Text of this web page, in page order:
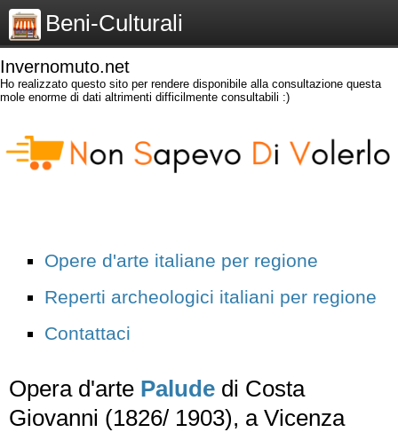
Beni-Culturali
Invernomuto.net
Ho realizzato questo sito per rendere disponibile alla consultazione questa
mole enorme di dati altrimenti difficilmente consultabili :)
Opere d'arte italiane per regione
Reperti archeologici italiani per regione
Contattaci
Opera d'arte Palude di Costa
Giovanni (1826/ 1903), a Vicenza